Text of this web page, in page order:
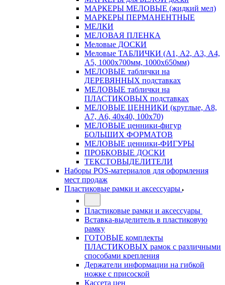
МАРКЕРЫ МЕЛОВЫЕ (жидкий мел)
МАРКЕРЫ ПЕРМАНЕНТНЫЕ
МЕЛКИ
МЕЛОВАЯ ПЛЕНКА
Меловые ДОСКИ
Меловые ТАБЛИЧКИ (А1, А2, А3, А4,
А5, 1000х700мм, 1000х650мм)
МЕЛОВЫЕ таблички на
ДЕРЕВЯННЫХ подставках
МЕЛОВЫЕ таблички на
ПЛАСТИКОВЫХ подставках
МЕЛОВЫЕ ЦЕННИКИ (круглые, А8,
А7, А6, 40х40, 100х70)
МЕЛОВЫЕ ценники-фигур
БОЛЬШИХ ФОРМАТОВ
МЕЛОВЫЕ ценники-ФИГУРЫ
ПРОБКОВЫЕ ДОСКИ
ТЕКСТОВЫДЕЛИТЕЛИ
Наборы POS-материалов для оформления
мест продаж
Пластиковые рамки и аксессуары
Пластиковые рамки и аксессуары
Вставка-выделитель в пластиковую
рамку
ГОТОВЫЕ комплекты
ПЛАСТИКОВЫХ рамок с различными
способами крепления
Держатели информации на гибкой
ножке с присоской
Кассета цен